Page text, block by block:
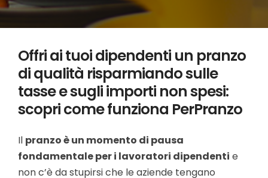
Offri ai tuoi dipendenti un pranzo
di qualità risparmiando sulle
tasse e sugli importi non spesi:
scopri come funziona PerPranzo
Il pranzo è un momento di pausa
fondamentale per i lavoratori dipendenti e
non c’è da stupirsi che le aziende tengano